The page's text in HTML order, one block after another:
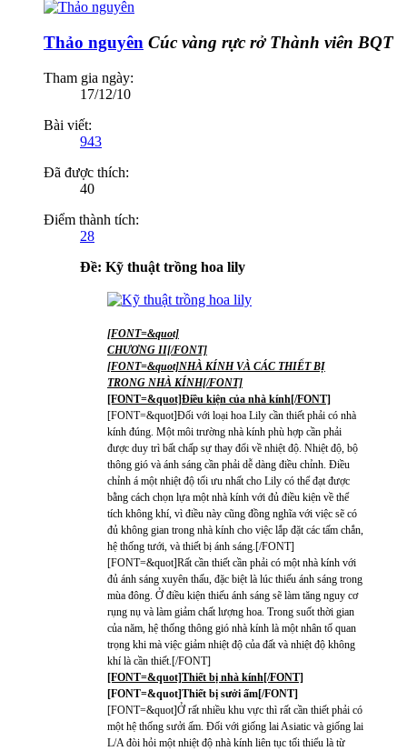
Thảo nguyên Cúc vàng rực rở Thành viên BQT
Tham gia ngày:
17/12/10
Bài viết:
943
Đã được thích:
40
Điểm thành tích:
28
Ðề: Kỹ thuật trồng hoa lily
[FONT=&quot]
CHƯƠNG II[/FONT]
[FONT=&quot]NHÀ KÍNH VÀ CÁC THIẾT BỊ
TRONG NHÀ KÍNH[/FONT]
[FONT=&quot]Điều kiện của nhà kính[/FONT]
[FONT=&quot]Đối với loại hoa Lily cần thiết phải có nhà
kính đúng. Một môi trường nhà kính phù hợp cần phải
được duy trì bất chấp sự thay đổi về nhiệt độ. Nhiệt độ, bộ
thông gió và ánh sáng cần phải dễ dàng điều chỉnh. Điều
chỉnh á một nhiệt độ tối ưu nhất cho Lily có thể đạt được
bằng cách chọn lựa một nhà kính với đủ điều kiện về thể
tích không khí, vì điều này cũng đồng nghĩa với việc sẽ có
đủ không gian trong nhà kính cho việc lắp đặt các tấm chắn,
hệ thống tưới, và thiết bị ánh sáng.[/FONT]
[FONT=&quot]Rất cần thiết cần phải có một nhà kính với
đủ ánh sáng xuyên thấu, đặc biệt là lúc thiếu ánh sáng trong
mùa đông. Ở điều kiện thiếu ánh sáng sẽ làm tăng nguy cơ
rụng nụ và làm giảm chất lượng hoa. Trong suốt thời gian
của năm, hệ thống thông gió nhà kính là một nhân tố quan
trọng khi mà việc giảm nhiệt độ của đất và nhiệt độ không
khí là cần thiết.[/FONT]
[FONT=&quot]Thiết bị nhà kính[/FONT]
[FONT=&quot]Thiết bị sưởi ấm[/FONT]
[FONT=&quot]Ở rất nhiều khu vực thì rất cần thiết phải có
một hệ thống sưởi ấm. Đối với giống lai Asiatic và giống lai
L/A đòi hỏi một nhiệt độ nhà kính liên tục tối thiểu là từ